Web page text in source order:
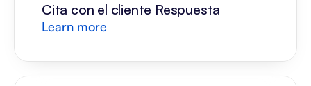
Cita con el cliente Respuesta
Learn more